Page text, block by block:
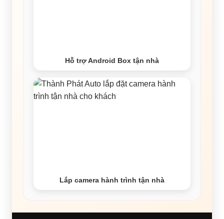
Hỗ trợ Android Box tận nhà
Lắp camera hành trình tận nhà